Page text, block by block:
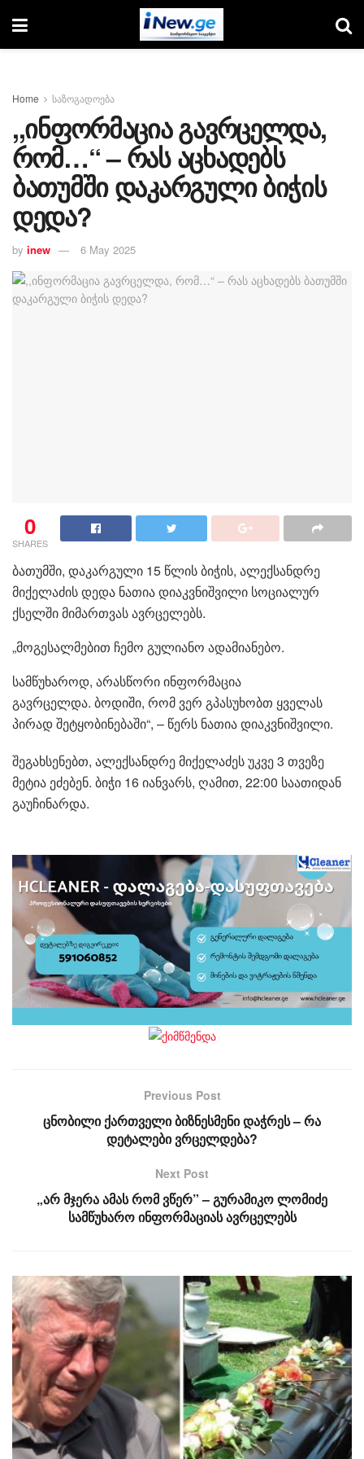
Home საზოგადოება
,,ინფორმაცია გავრცელდა,
რომ…“ – რას აცხადებს
ბათუმში დაკარგული ბიჭის
დედა?
by inew 6 May 2025
0
SHARES
ბათუმში, დაკარგული 15 წლის ბიჭის, ალექსანდრე
მიქელაძის დედა ნათია დიაკვნიშვილი სოციალურ
ქსელში მიმართვას ავრცელებს.
„მოგესალმებით ჩემო გულიანო ადამიანებო.
სამწუხაროდ, არასწორი ინფორმაცია
გავრცელდა. ბოდიში, რომ ვერ გპასუხობთ ყველას
პირად შეტყობინებაში“, – წერს ნათია დიაკვნიშვილი.
შეგახსენებთ, ალექსანდრე მიქელაძეს უკვე 3 თვეზე
მეტია ეძებენ. ბიჭი 16 იანვარს, ღამით, 22:00 საათიდან
გაუჩინარდა.
Previous Post
ცნობილი ქართველი ბიზნესმენი დაჭრეს – რა
დეტალები ვრცელდება?
Next Post
„არ მჯერა ამას რომ ვწერ” – გურამიკო ლომიძე
სამწუხარო ინფორმაციას ავრცელებს